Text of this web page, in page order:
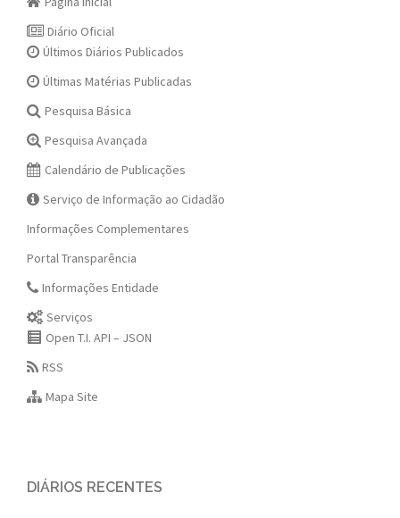
Diário Oficial
Últimos Diários Publicados
Últimas Matérias Publicadas
Pesquisa Básica
Pesquisa Avançada
Calendário de Publicações
Serviço de Informação ao Cidadão
Informações Complementares
Portal Transparência
Informações Entidade
Serviços
Open T.I. API – JSON
RSS
Mapa Site
DIÁRIOS RECENTES